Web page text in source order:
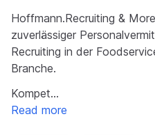
Hoffmann.Recruiting &
zuverlässiger
Recruiting in der
Branche.
Kompet…
Read more